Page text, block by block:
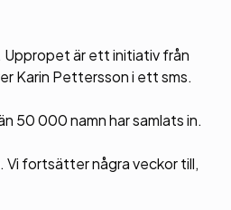
Uppropet är ett initiativ från
Karin Pettersson i ett sms.
50 000 namn har samlats in.
Vi fortsätter några veckor till,